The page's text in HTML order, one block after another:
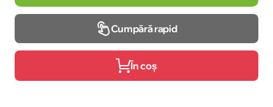
Cumpără rapid
În coș